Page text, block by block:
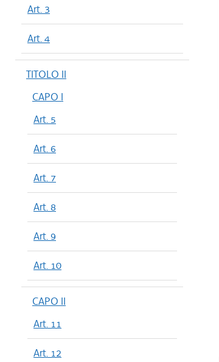
Art. 3
Art. 4
TITOLO II
CAPO I
Art. 5
Art. 6
Art. 7
Art. 8
Art. 9
Art. 10
CAPO II
Art. 11
Art. 12